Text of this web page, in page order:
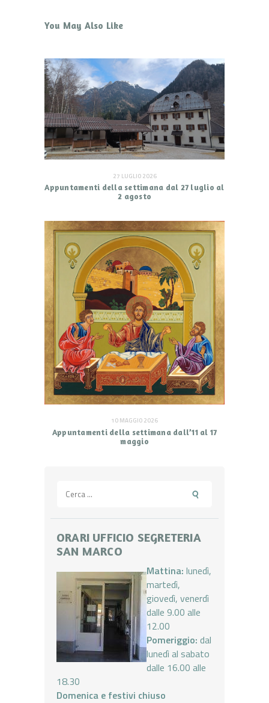
You May Also Like
27 LUGLIO 2026
Appuntamenti della settimana dal 27 luglio al
2 agosto
10 MAGGIO 2026
Appuntamenti della settimana dall’11 al 17
maggio
per:
ORARI UFFICIO SEGRETERIA
SAN MARCO
Mattina: lunedì,
martedì,
giovedì, venerdì
dalle 9.00 alle
12.00
Pomeriggio: dal
lunedì al sabato
dalle 16.00 alle
18.30
Domenica e festivi chiuso